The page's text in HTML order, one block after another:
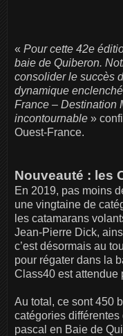
« Pour cette 42e
baie de Quiberon.
consolider le succès
dynamique
France – Destination
incontournable »
Ouest-France.
Nouveauté : les
En 2019, pas moins
une vingtaine de
les catamarans
Jean-Pierre Dick,
c’est désormais au
pour régater dans la
Class40 est attendue
Au total, ce sont 450
catégories différentes
pascal en Baie de